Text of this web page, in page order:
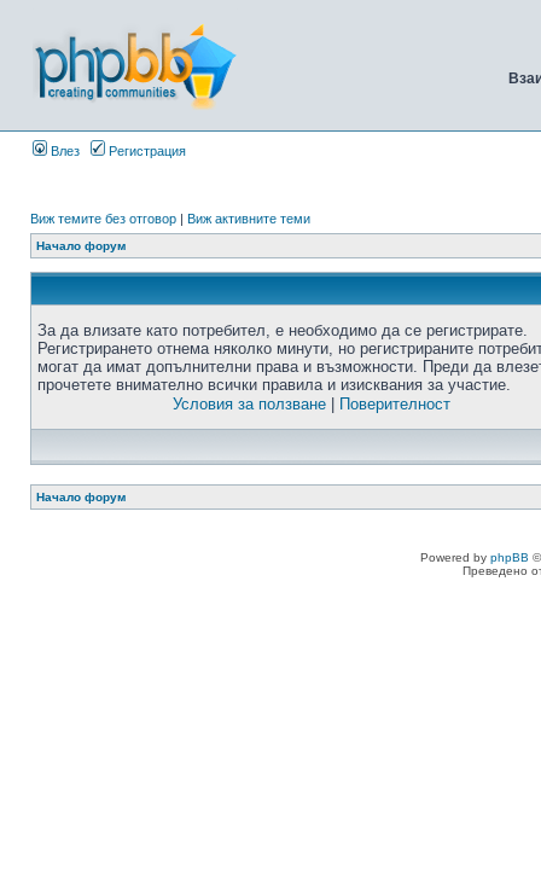
Влез Регистрация
Виж темите без отговор | Виж активните теми
Начало форум
За да влизате като потребител, е необходимо да се регистрирате.
Регистрирането отнема няколко минути, но регистрираните
могат да имат допълнителни права и възможности. Преди да
прочетете внимателно всички правила и изисквания за участие.
Условия за ползване| Поверителност
Начало форум
Powered by phpBB
Преведено